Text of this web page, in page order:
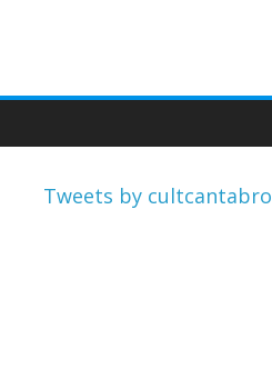
Tweets by cultcantabro